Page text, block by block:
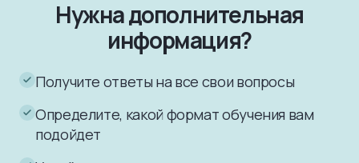
Нужна дополнительная
информация?
Получите ответы на все свои вопросы
Определите, какой формат обучения вам
подойдет